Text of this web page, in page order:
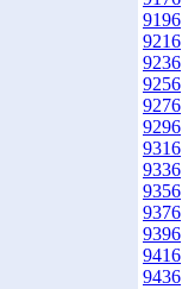
9196
9216
9236
9256
9276
9296
9316
9336
9356
9376
9396
9416
9436